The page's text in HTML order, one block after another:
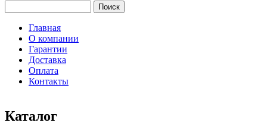
Главное меню
Главная
О компании
Гарантии
Доставка
Оплата
Контакты
Каталог